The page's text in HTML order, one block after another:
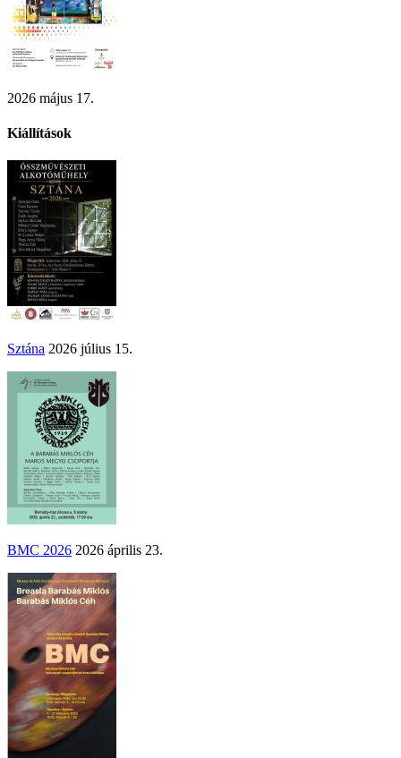
2026 május 17.
Kiállítások
Sztána 2026 július 15.
BMC 2026 2026 április 23.